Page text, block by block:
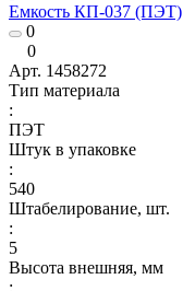
Емкость КП-037 (ПЭТ)
0
0
Арт. 1458272
Тип материала
:
ПЭТ
Штук в упаковке
:
540
Штабелирование, шт.
:
5
Высота внешняя, мм
: